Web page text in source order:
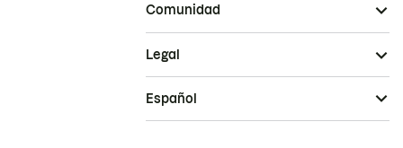
Comunidad
Legal
Español